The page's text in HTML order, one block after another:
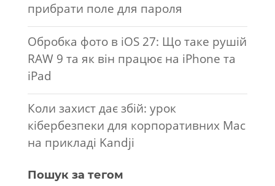
прибрати поле для пароля
Обробка фото в iOS 27: Що таке рушій
RAW 9 та як він працює на iPhone та
iPad
Коли захист дає збій: урок
кібербезпеки для корпоративних Mac
на прикладі Kandji
Пошук за тегом